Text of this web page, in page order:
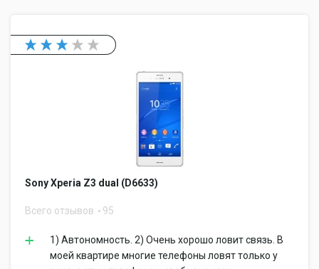
Sony Xperia Z3 dual (D6633)
Всего отзывов 95
1) Автономность. 2) Очень хорошо ловит связь. В
моей квартире многие телефоны ловят только у